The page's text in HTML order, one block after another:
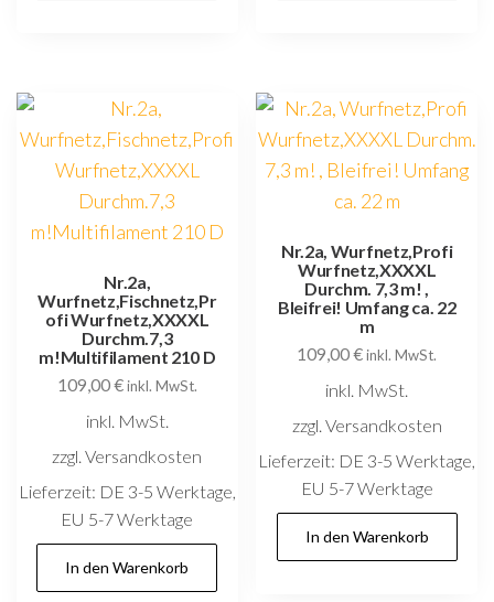
Nr.2a,
Wurfnetz,Fischnetz,Pr
ofi Wurfnetz,XXXXL
Durchm.7,3
m!Multifilament 210 D
109,00€inkl. MwSt.
inkl. MwSt.
zzgl. Versandkosten
Lieferzeit: DE 3-5 Werktage,
EU 5-7 Werktage
In den Warenkorb
Nr.2a, Wurfnetz,Profi
Wurfnetz,XXXXL
Durchm. 7,3 m! ,
Bleifrei! Umfang ca. 22
m
109,00€inkl. MwSt.
inkl. MwSt.
zzgl. Versandkosten
Lieferzeit: DE 3-5 Werktage,
EU 5-7 Werktage
In den Warenkorb